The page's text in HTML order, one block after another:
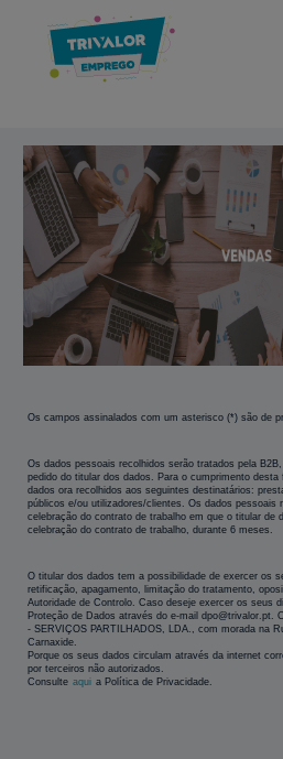
Vendas
B2B
Os campos assinalados com um asterisco (*) são de
Os dados pessoais recolhidos serão tratados pela
pedido do titular dos dados. Para o cumprimento
dados ora recolhidos aos seguintes destinatários:
públicos e/ou utilizadores/clientes. Os dados pessoais
celebração do contrato de trabalho em que o titular de
celebração do contrato de trabalho, durante 6 meses.
O titular dos dados tem a possibilidade de exercer os
retificação, apagamento, limitação do tratamento,
Autoridade de Controlo. Caso deseje exercer os seus
Proteção de Dados através do e-mail dpo@trivalor.pt.
- SERVIÇOS PARTILHADOS, LDA., com morada na
Carnaxide.
Porque os seus dados circulam através da internet
por terceiros não autorizados.
Consulte aqui a Política de Privacidade.